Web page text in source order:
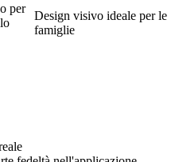
per
Design visivo ideale per le
famiglie